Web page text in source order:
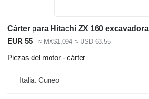
Cárter para Hitachi ZX 160 excavadora
EUR 55
≈ MX$1,094 ≈ USD 63.55
Piezas del motor - cárter
Italia, Cuneo